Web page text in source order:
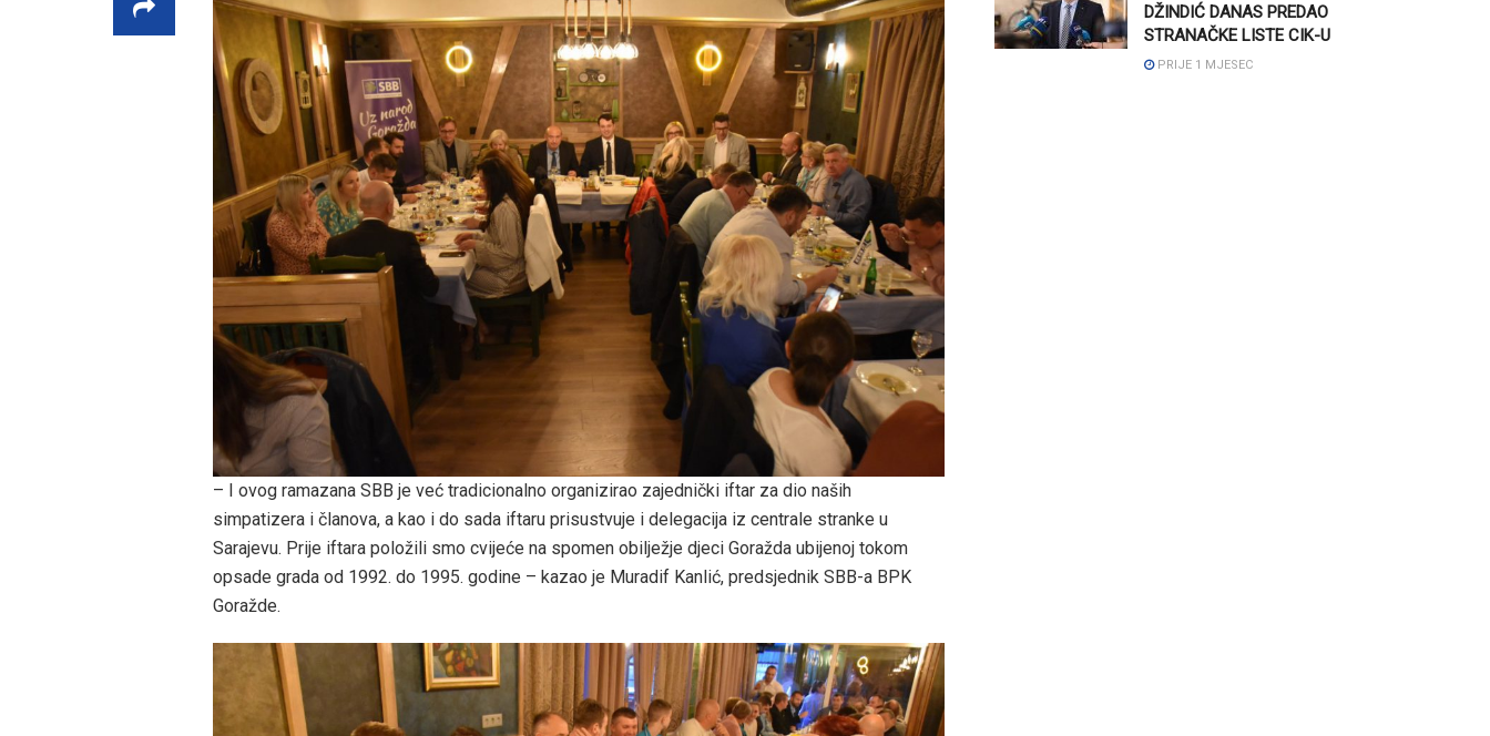
– I ovog ramazana SBB je već tradicionalno organizirao zajednički iftar za dio naših
simpatizera i članova, a kao i do sada iftaru prisustvuje i delegacija iz centrale stranke u
Sarajevu. Prije iftara položili smo cvijeće na spomen obilježje djeci Goražda ubijenoj tokom
opsade grada od 1992. do 1995. godine – kazao je Muradif Kanlić, predsjednik SBB-a BPK
Goražde.
DŽINDIĆ DANAS PREDAO
STRANAČKE LISTE CIK-U
PRIJE 1 MJESEC